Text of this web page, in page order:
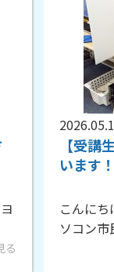
る
【受講
います！
こんに
ソコン市